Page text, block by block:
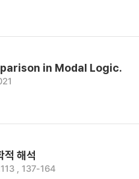
in Modal Logic.
적 해석
, 137-164